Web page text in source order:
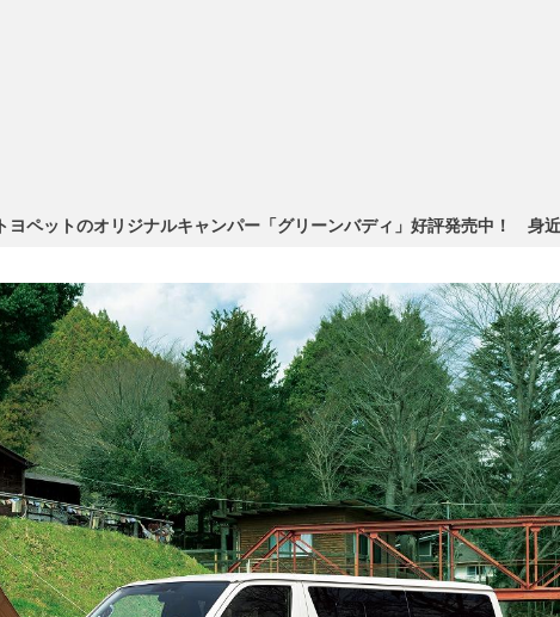
ヨペットのオリジナルキャンパー「グリーンバディ」好評発売中！ 身